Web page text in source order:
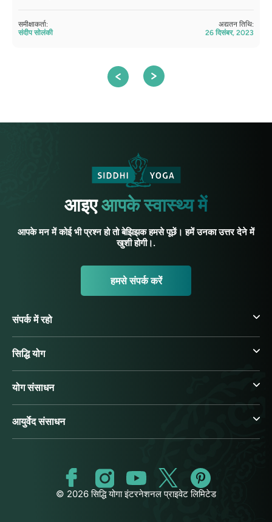
समीक्षाकर्ता:
संदीप सोलंकी
अद्यतन तिथि:
26 दिसंबर, 2023
आइएआपके स्वास्थ्य में
आपके मन में कोई भी प्रश्न हो तो बेझिझक हमसे पूछें। हमें उनका उत्तर देने में
खुशी होगी।.
हमसे संपर्क करें
संपर्क में रहो
सिद्धि योग
योग संसाधन
आयुर्वेद संसाधन
© 2026 सिद्धि योगा इंटरनेशनल प्राइवेट लिमिटेड